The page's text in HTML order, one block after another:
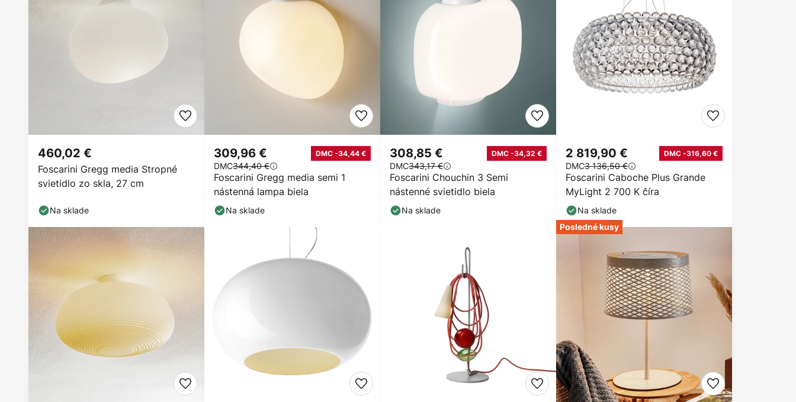
Foscarini Gregg media Stropné
svietidlo zo skla, 27 cm
460,02 €
Na sklade
Foscarini Gregg media semi 1
nástenná lampa biela
309,96 € DMC -34,44 €
DMC344,40 €
Na sklade
Foscarini Chouchin 3 Semi
nástenné svietidlo biela
308,85 € DMC -34,32 €
DMC343,17 €
Na sklade
Foscarini Caboche Plus Grande
MyLight 2 700 K číra
2 819,90 € DMC -316,60 €
DMC3 136,50 €
Na sklade
Posledné kusy